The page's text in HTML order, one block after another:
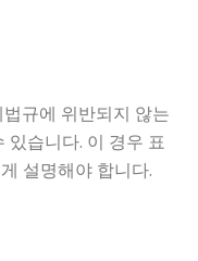
규에 위반되지 않는
있습니다. 이 경우 표
설명해야 합니다.